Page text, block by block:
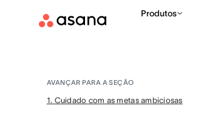
Produtos
AVANÇAR PARA A SEÇÃO
1. Cuidado com as metas ambiciosas